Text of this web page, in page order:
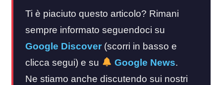
Ti è piaciuto questo articolo? Rimani
sempre informato seguendoci su
Google Discover (scorri in basso e
clicca segui) e su
Google News.
Ne stiamo anche discutendo sui nostri